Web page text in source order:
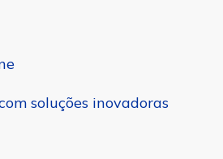
soluções inovadoras